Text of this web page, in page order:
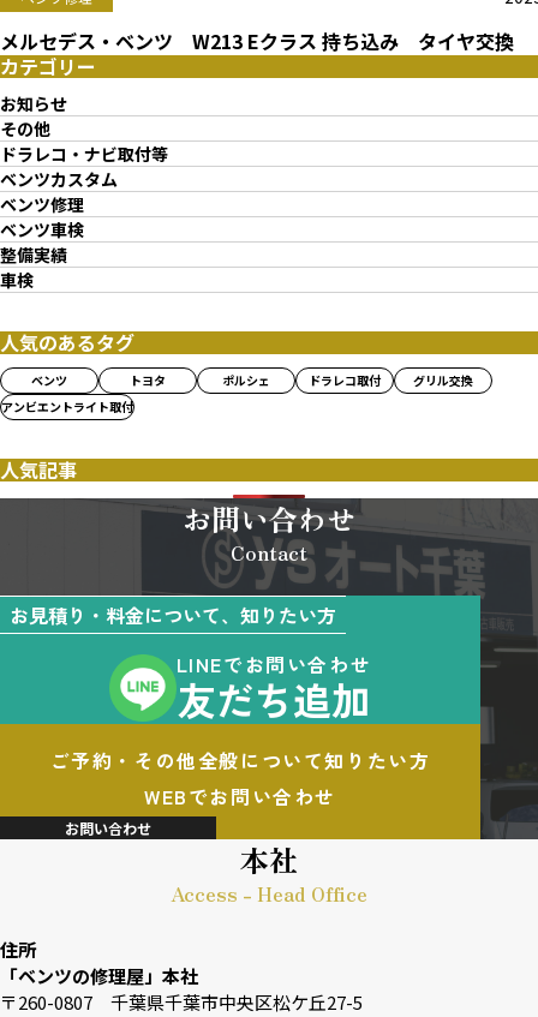
メルセデス・ベンツ W213 Eクラス 持ち込み タイヤ交換
カテゴリー
お知らせ
その他
ドラレコ・ナビ取付等
ベンツカスタム
ベンツ修理
ベンツ車検
整備実績
車検
人気のあるタグ
ベンツ トヨタ ポルシェ ドラレコ取付
グリル交換
アンビエントライト取付
人気記事
お問い合わせ
Contact
お見積り・料金について、知りたい方
LINEでお問い合わせ
友だち追加
ご予約・その他全般について知りたい方
WEBでお問い合わせ
お問い合わせ
本社
Access - Head Office
住所
「ベンツの修理屋」本社
〒260-0807 千葉県千葉市中央区松ケ丘27-5